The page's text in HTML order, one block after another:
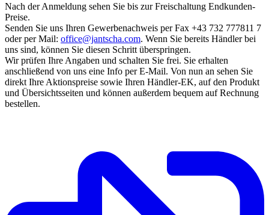
Nach der Anmeldung sehen Sie bis zur Freischaltung Endkunden-
Preise.
Senden Sie uns Ihren Gewerbenachweis per Fax +43 732 777811 7
oder per Mail: office@jantscha.com. Wenn Sie bereits Händler bei
uns sind, können Sie diesen Schritt überspringen.
Wir prüfen Ihre Angaben und schalten Sie frei. Sie erhalten
anschließend von uns eine Info per E-Mail. Von nun an sehen Sie
direkt Ihre Aktionspreise sowie Ihren Händler-EK, auf den Produkt
und Übersichtsseiten und können außerdem bequem auf Rechnung
bestellen.